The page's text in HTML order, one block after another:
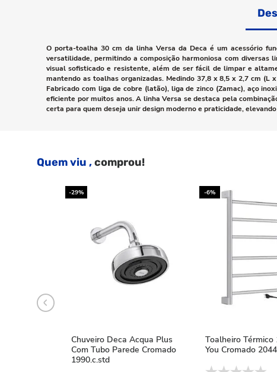
O porta-toalha 30 cm da linha Versa da Deca é um acessório
versatilidade, permitindo a composição harmoniosa com
visual sofisticado e resistente, além de ser fácil de limpar e
mantendo as toalhas organizadas. Medindo 37,8 x 8,5 x 2,7 cm
Fabricado com liga de cobre (latão), liga de zinco (Zamac), aço
eficiente por muitos anos. A linha Versa se destaca pela
certa para quem deseja unir design moderno e praticidade,
Quem viu ,comprou!
-29%
Chuveiro Deca Acqua Plus
Com Tubo Parede Cromado
1990.c.std
-6%
Toalheiro Térmico
You Cromado